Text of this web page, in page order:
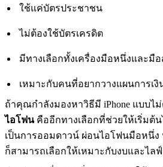
ใช้แค่บัตรประชาชน
ไม่ต้องใช้บัตรเครดิต
มีทางเลือกทั้งเครื่องมือหนึ่งและมือ
เหมาะกับคนที่อยากวางแผนการเงิ
ถ้าคุณกำลังมองหาวิธีมี iPhone แบบไ
ไอโฟนคืออีกทางเลือกที่ช่วยให้เริ่มต้น
เป็นการออมดาวน์ ผ่อนไอโฟนมือหนึ่
ก็สามารถเลือกให้เหมาะกับงบและไล